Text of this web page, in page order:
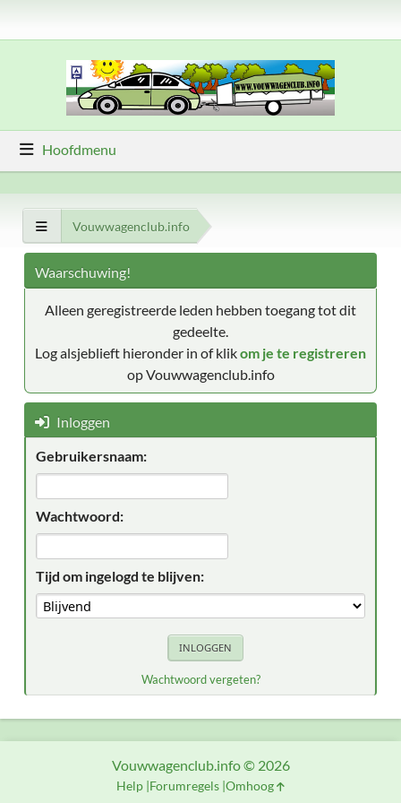
Hoofdmenu
Vouwwagenclub.info
Waarschuwing!
Alleen geregistreerde leden hebben toegang tot dit
gedeelte.
Log alsjeblieft hieronder in of klikom je te registreren
op Vouwwagenclub.info
Inloggen
Gebruikersnaam:
Wachtwoord:
Tijd om ingelogd te blijven:
Wachtwoord vergeten?
Vouwwagenclub.info © 2026
Help Forumregels Omhoog